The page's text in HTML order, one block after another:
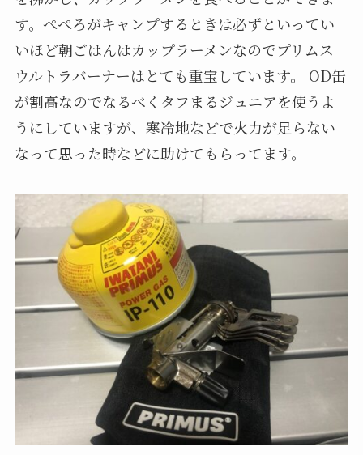
す。ぺぺろがキャンプするときは必ずといってい
いほど朝ごはんはカップラーメンなのでプリムス
ウルトラバーナーはとても重宝しています。 OD缶
が割高なのでなるべくタフまるジュニアを使うよ
うにしていますが、寒冷地などで火力が足らない
なって思った時などに助けてもらってます。